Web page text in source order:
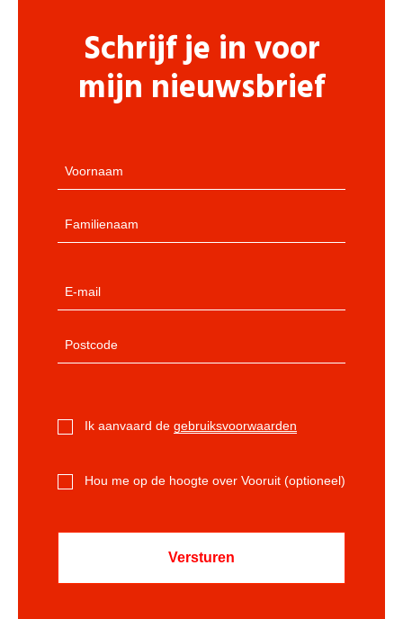
Schrijf je in voor
mijn nieuwsbrief
Ik aanvaard de gebruiksvoorwaarden
Hou me op de hoogte over Vooruit (optioneel)